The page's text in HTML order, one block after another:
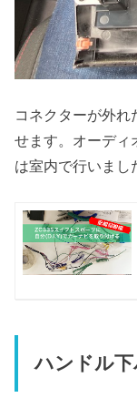
コネクターが外
せます。オーディ
は室内で行いまし
ハンドル